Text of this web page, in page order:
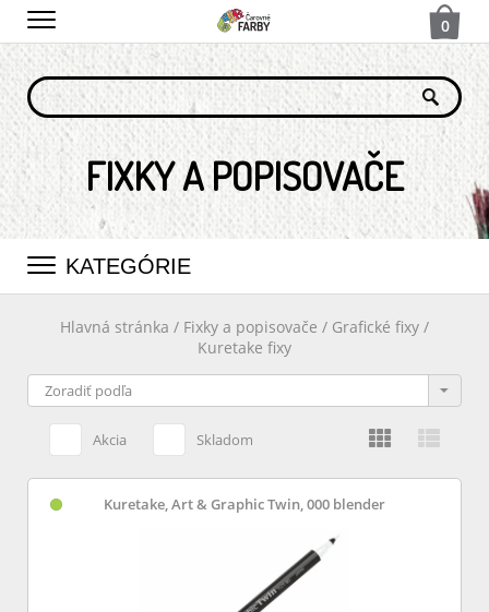
0
FIXKY A POPISOVAČE
KATEGÓRIE
Hlavná stránka / Fixky a popisovače / Grafické fixy /
Kuretake fixy
Akcia Skladom
Kuretake, Art & Graphic Twin, 000 blender